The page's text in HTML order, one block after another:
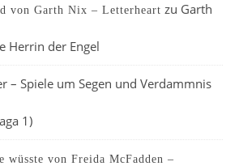
von Garth Nix – Letterheart zu Garth
Herrin der Engel
– Spiele um Segen und Verdammnis
1)
wüsste von Freida McFadden –